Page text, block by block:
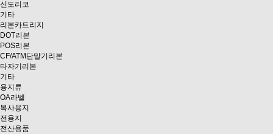
신도리코
기타
리본카트리지
DOT리본
POS리본
CF/ATM단말기리본
타자기리본
기타
용지류
OA라벨
복사용지
전용지
전산용품